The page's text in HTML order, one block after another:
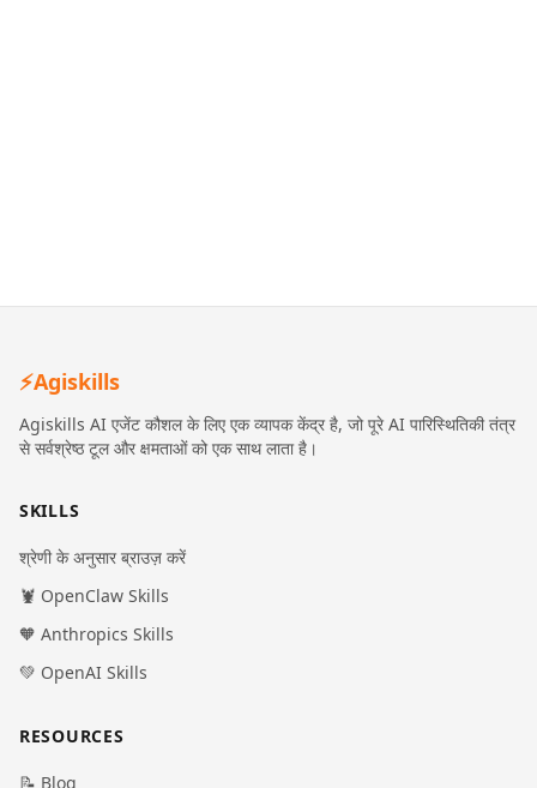
⚡Agiskills
Agiskills AI एजेंट कौशल के लिए एक व्यापक केंद्र है, जो पूरे AI पारिस्थितिकी तंत्र
से सर्वश्रेष्ठ टूल और क्षमताओं को एक साथ लाता है।
SKILLS
श्रेणी के अनुसार ब्राउज़ करें
🦞 OpenClaw Skills
🧡 Anthropics Skills
💚 OpenAI Skills
RESOURCES
📝 Blog